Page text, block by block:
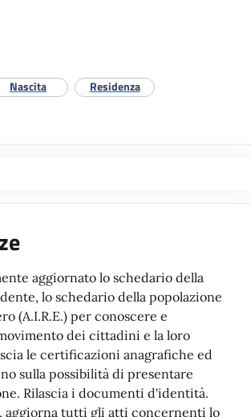
Nascita Residenza
aggiornato lo schedario della
lo schedario della popolazione
(A.I.R.E.) per conoscere e
dei cittadini e la loro
le certificazioni anagrafiche ed
sulla possibilità di presentare
Rilascia i documenti d'identità.
aggiorna tutti gli atti concernenti lo